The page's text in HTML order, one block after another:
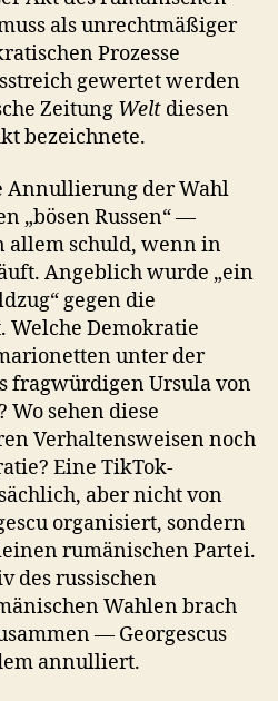
als unrechtmäßiger
Prozesse
gewertet werden
Zeitung Welt diesen
bezeichnete.
Annullierung der Wahl
„bösen Russen“ —
allem schuld, wenn in
Angeblich wurde „ein
gegen die
Welche Demokratie
unter der
fragwürdigen Ursula von
Wo sehen diese
Verhaltensweisen noch
Eine TikTok-
aber nicht von
organisiert, sondern
rumänischen Partei.
des russischen
Wahlen brach
— Georgescus
annulliert.